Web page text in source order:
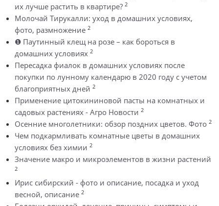
их лучше растить в квартире? 2
Молочай Тирукалли: уход в домашних условиях,
фото, размножение 2
❶ Паутинный клещ на розе – как бороться в
домашних условиях 2
Пересадка фиалок в домашних условиях после
покупки по лунному календарю в 2020 году с учетом
благоприятных дней 2
Применение цитокининовой пасты на комнатных и
садовых растениях - Агро Новости 2
Осенние многолетники: обзор поздних цветов. Фото 2
Чем подкармливать комнатные цветы в домашних
условиях без химии 2
Значение макро и микроэлементов в жизни растений
2
Ирис сибирский - фото и описание, посадка и уход
весной, описание 2